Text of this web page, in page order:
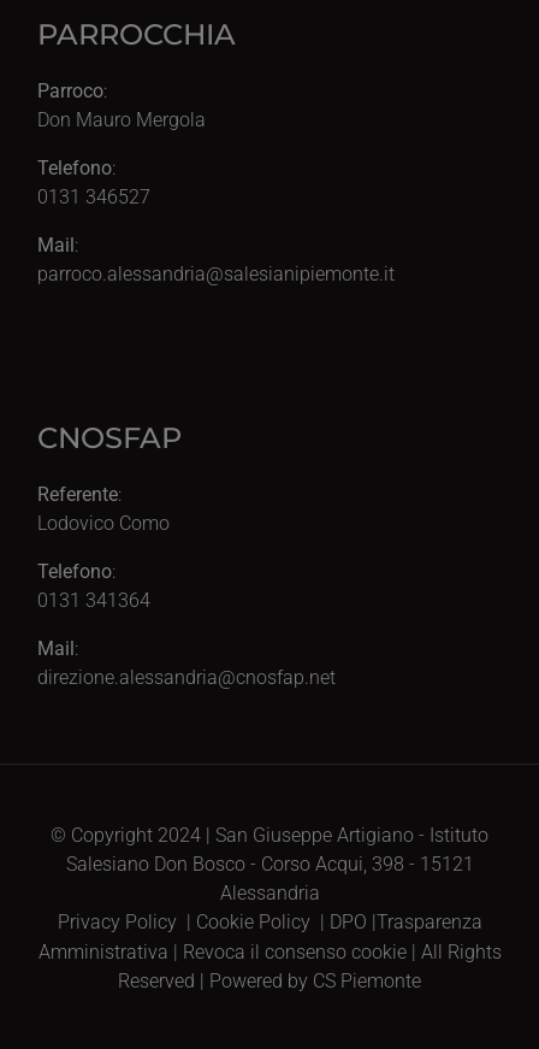
PARROCCHIA
Parroco:
Don Mauro Mergola
Telefono:
0131 346527
Mail :
parroco.alessandria@salesianipiemonte.it
CNOSFAP
Referente:
Lodovico Como
Telefono:
0131 341364
Mail:
direzione.alessandria@cnosfap.net
© Copyright 2024 | San Giuseppe Artigiano - Istituto
Salesiano Don Bosco - Corso Acqui, 398 - 15121
Alessandria
Privacy Policy
Cookie Policy DPO Trasparenza
Amministrativa
Revoca il consenso cookie| All Rights
Reserved | Powered by CS Piemonte